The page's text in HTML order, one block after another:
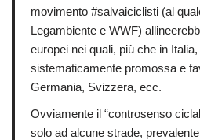
movimento #salvaiciclisti (al
Legambiente e WWF)
europei nei quali, più che in
sistematicamente promossa e
Germania, Svizzera, ecc.
Ovviamente il “controsenso
solo ad alcune strade,